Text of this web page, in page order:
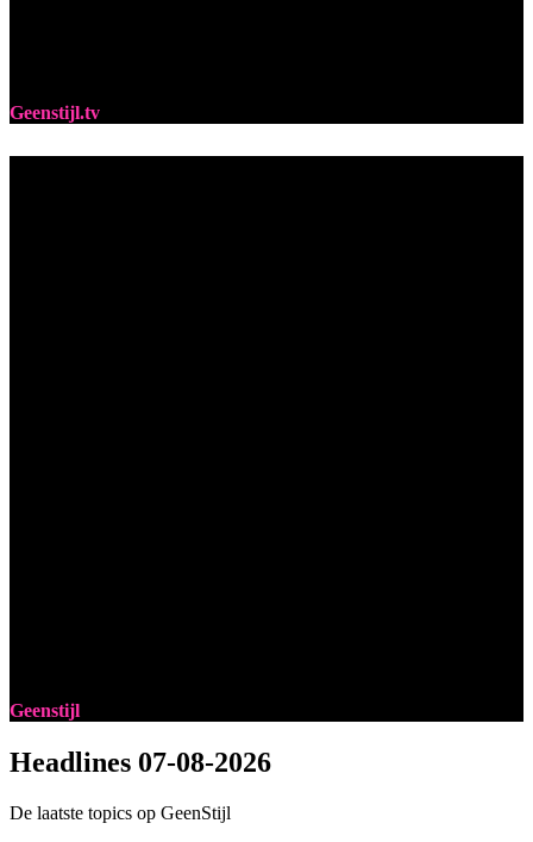
Geenstijl.tv
Geenstijl
Headlines 07-08-2026
De laatste topics op GeenStijl